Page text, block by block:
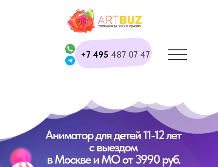
+7 495 487 07 47
Аниматор для детей 11-12 лет
с выездом
в Москве и МО от 3990 руб.